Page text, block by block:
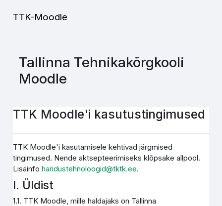
TTK-Moodle
Tallinna Tehnikakõrgkooli
Moodle
TTK Moodle'i kasutustingimused
TTK Moodle'i kasutamisele kehtivad järgmised
tingimused. Nende aktsepteerimiseks klõpsake allpool.
Lisainfoharidustehnoloogid@tktk.ee.
I. Üldist
1.1. TTK Moodle, mille haldajaks on Tallinna